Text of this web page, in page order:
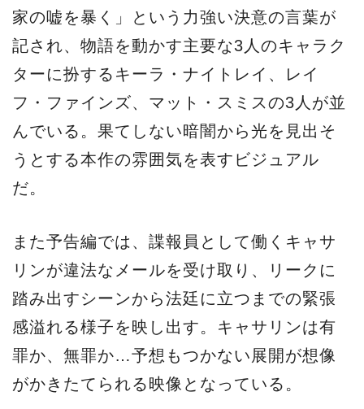
家の嘘を暴く」という力強い決意の言葉が
記され、物語を動かす主要な3人のキャラク
ターに扮するキーラ・ナイトレイ、レイ
フ・ファインズ、マット・スミスの3人が並
んでいる。果てしない暗闇から光を見出そ
うとする本作の雰囲気を表すビジュアル
だ。
また予告編では、諜報員として働くキャサ
リンが違法なメールを受け取り、リークに
踏み出すシーンから法廷に立つまでの緊張
感溢れる様子を映し出す。キャサリンは有
罪か、無罪か…予想もつかない展開が想像
がかきたてられる映像となっている。